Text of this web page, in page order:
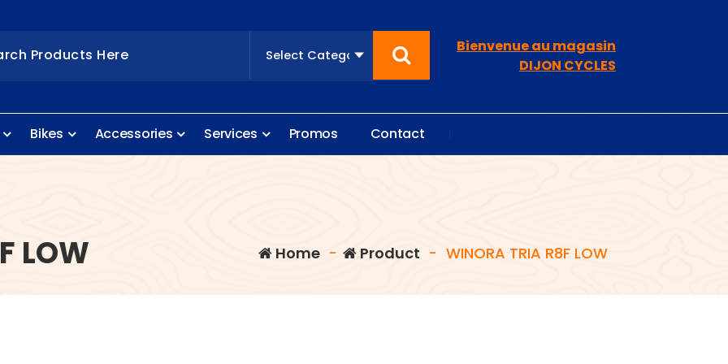
Bienvenue au magasin
DIJON CYCLES
Bikes Accessories Services Promos Contact
LOW Home - Product - WINORA TRIA R8F LOW